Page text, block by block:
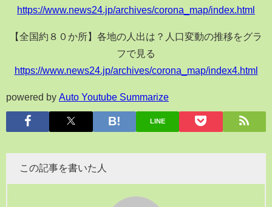
https://www.news24.jp/archives/corona_map/index.html
【全国約８０か所】各地の人出は？人口変動の推移をグラ
フで見る
https://www.news24.jp/archives/corona_map/index4.html
powered by Auto Youtube Summarize
LINE
この記事を書いた人